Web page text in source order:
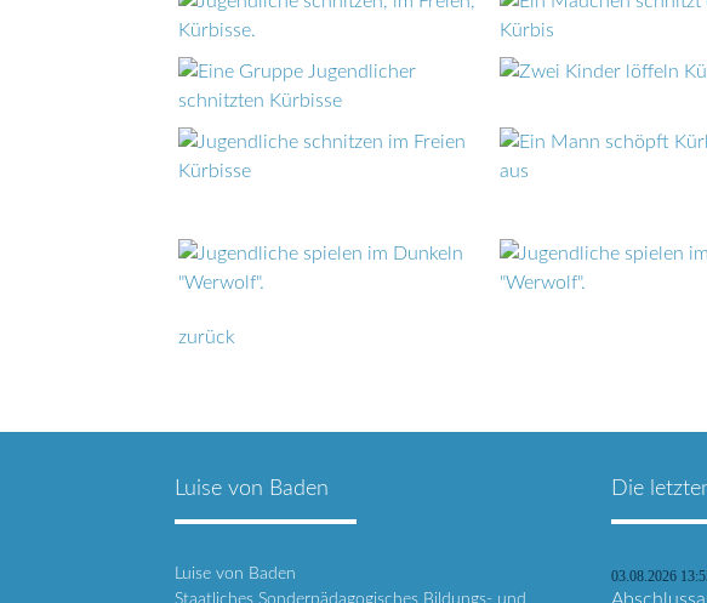
zurück
Luise von Baden
Luise von Baden
Staatliches Sonderpädagogisches Bildungs- und
Die
03.08.2026